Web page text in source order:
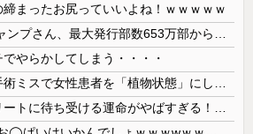
締まったお尻っていいよね！ｗｗｗｗｗ
でやらかしてしまう・・・・